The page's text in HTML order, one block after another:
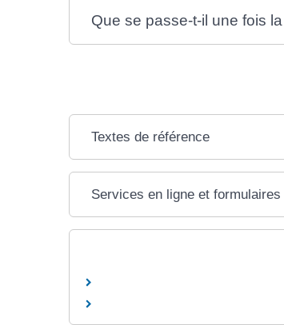
Que se passe-t-il une fois
Textes de référence
Services en ligne et formulaires